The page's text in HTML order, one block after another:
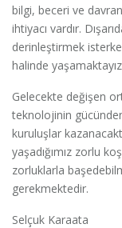
bilgi, beceri ve
ihtiyacı vardır.
derinleştirmek
halinde
Gelecekte değişen
teknolojinin
kuruluşlar
yaşadığımız zorlu
zorluklarla
gerekmektedir.
Selçuk Karaata